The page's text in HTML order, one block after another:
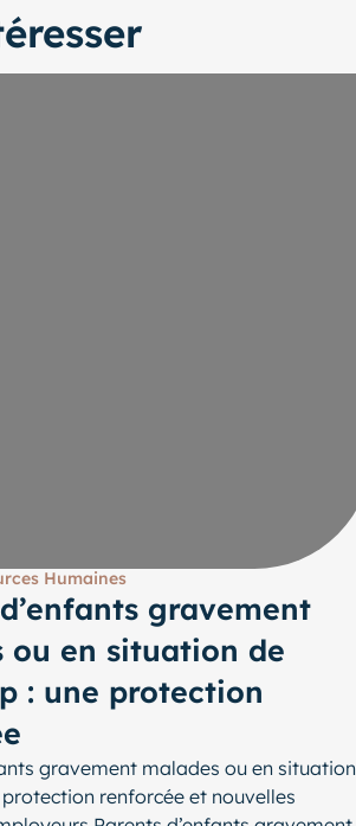
Humaines
gravement
ou en situation de
: une protection
gravement malades ou en situation
renforcée et nouvelles